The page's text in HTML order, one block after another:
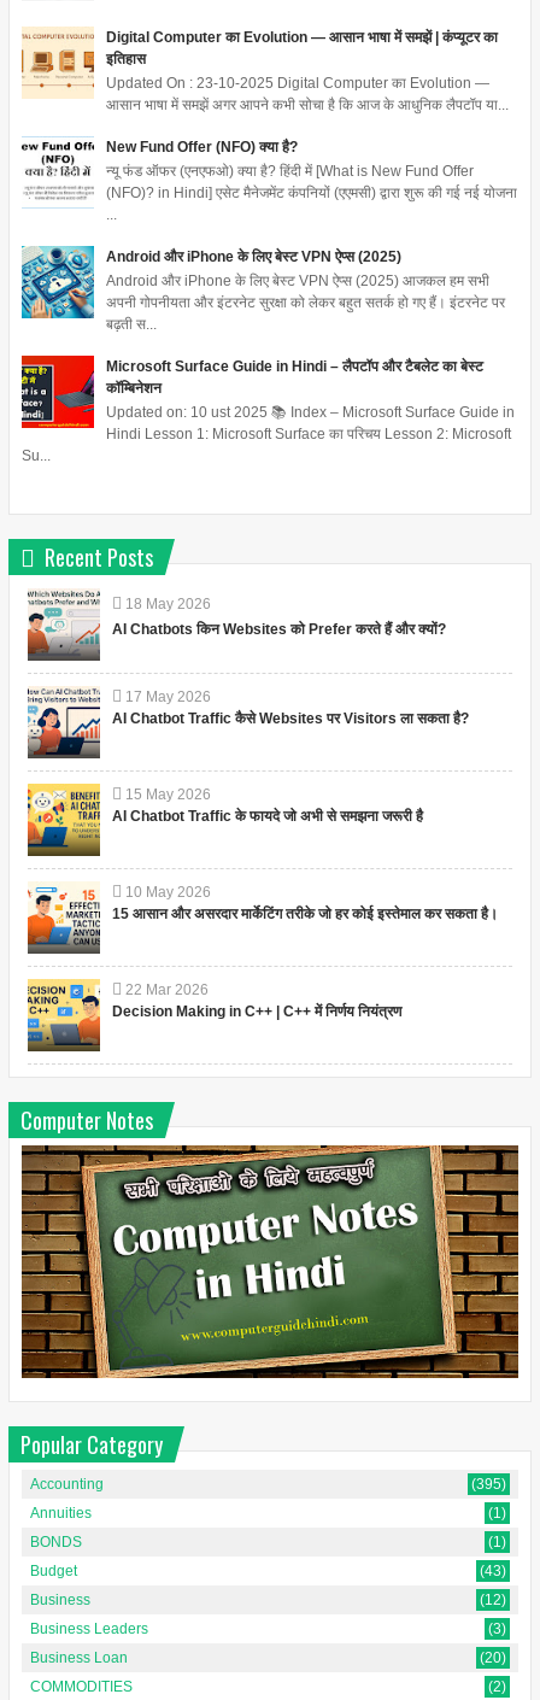
Digital Computer का Evolution — आसान भाषा में समझें | कंप्यूटर का
इतिहास
Updated On : 23-10-2025 Digital Computer का Evolution —
आसान भाषा में समझें अगर आपने कभी सोचा है कि आज के आधुनिक लैपटॉप या...
New Fund Offer (NFO) क्या है?
न्यू फंड ऑफर (एनएफओ) क्या है? हिंदी में [What is New Fund Offer
(NFO)? in Hindi] एसेट मैनेजमेंट कंपनियों (एएमसी) द्वारा शुरू की गई नई योजना
...
Android और iPhone के लिए बेस्ट VPN ऐप्स (2025)
Android और iPhone के लिए बेस्ट VPN ऐप्स (2025) आजकल हम सभी
अपनी गोपनीयता और इंटरनेट सुरक्षा को लेकर बहुत सतर्क हो गए हैं। इंटरनेट पर
बढ़ती स...
Microsoft Surface Guide in Hindi – लैपटॉप और टैबलेट का बेस्ट
कॉम्बिनेशन
Updated on: 10 ust 2025 📚 Index – Microsoft Surface Guide in
Hindi Lesson 1: Microsoft Surface का परिचय Lesson 2: Microsoft
Su...
Recent Posts
18 May 2026
AI Chatbots किन Websites को Prefer करते हैं और क्यों?
17 May 2026
AI Chatbot Traffic कैसे Websites पर Visitors ला सकता है?
15 May 2026
AI Chatbot Traffic के फायदे जो अभी से समझना जरूरी है
10 May 2026
15 आसान और असरदार मार्केटिंग तरीके जो हर कोई इस्तेमाल कर सकता है।
22 Mar 2026
Decision Making in C++ | C++ में निर्णय नियंत्रण
Computer Notes
Popular Category
Accounting
(395)
Annuities
(1)
BONDS
(1)
Budget
(43)
Business
(12)
Business Leaders
(3)
Business Loan
(20)
COMMODITIES
(2)